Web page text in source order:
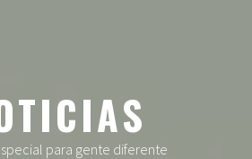
para gente diferente